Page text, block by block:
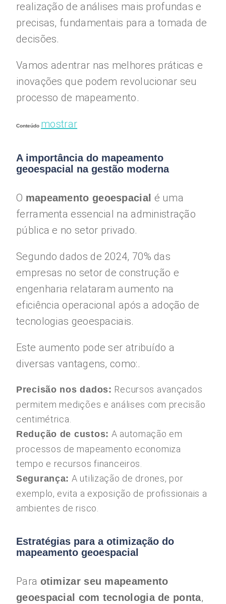
realização de análises mais profundas e
precisas, fundamentais para a tomada de
decisões.
Vamos adentrar nas melhores práticas e
inovações que podem revolucionar seu
processo de mapeamento.
Conteúdo mostrar
A importância do mapeamento
geoespacial na gestão moderna
O mapeamento geoespacial é uma
ferramenta essencial na administração
pública e no setor privado.
Segundo dados de 2024, 70% das
empresas no setor de construção e
engenharia relataram aumento na
eficiência operacional após a adoção de
tecnologias geoespaciais.
Este aumento pode ser atribuído a
diversas vantagens, como:.
Precisão nos dados: Recursos avançados
permitem medições e análises com precisão
centimétrica.
Redução de custos: A automação em
processos de mapeamento economiza
tempo e recursos financeiros.
Segurança: A utilização de drones, por
exemplo, evita a exposição de profissionais a
ambientes de risco.
Estratégias para a otimização do
mapeamento geoespacial
Para otimizar seu mapeamento
geoespacial com tecnologia de ponta,